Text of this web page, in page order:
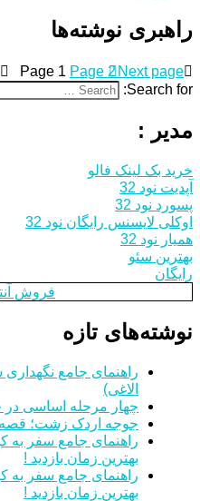
راهبری نوشته‌ها
Page 1 Page 2 Next page
Search for:
مدیر :
خرید بک لینک فالو
آپدیت نود 32
پسورد نود 32
اوکلی لایسنس رایگان نود 32
همیار نود 32
بهترین سئو
رایگان
فروش
نوشته‌های تازه
راهنمای جامع
الاغی)
چهار مرحله اساسی در
جوجه اردک زشت؛ قصه
راهنمای جامع سفر به
بهترین زمان بازدید !
راهنمای جامع سفر به
بهترین زمان بازدید !